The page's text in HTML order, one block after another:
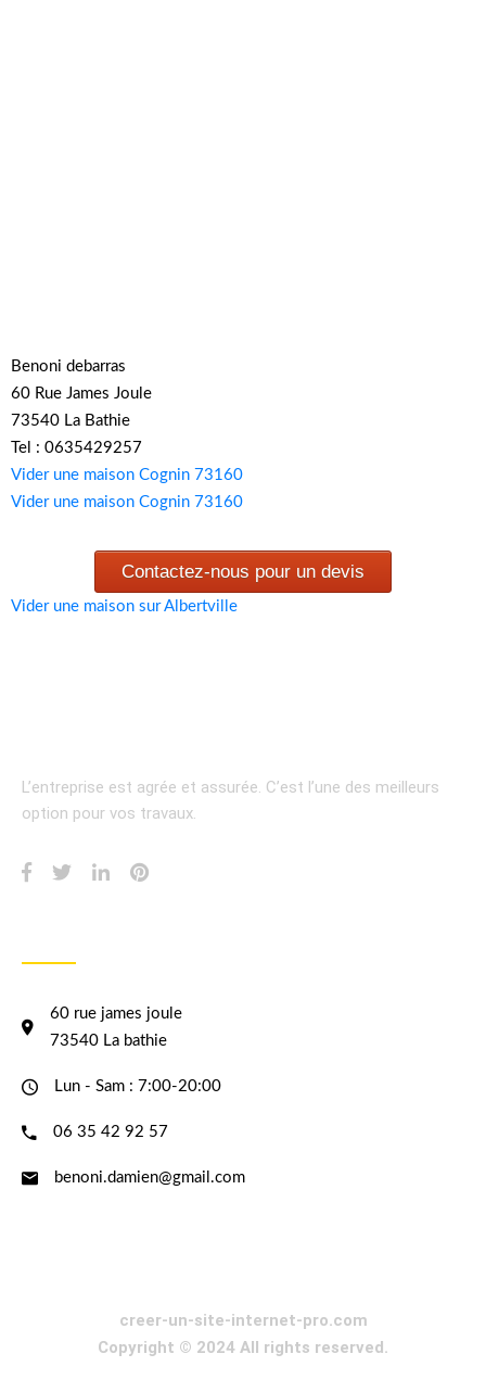
Benoni debarras
60 Rue James Joule
73540 La Bathie
Tel : 0635429257
Vider une maison Cognin 73160
Vider une maison Cognin 73160
Contactez-nous pour un devis
Vider une maison sur Albertville
L’entreprise est agrée et assurée. C’est l’une des meilleurs
option pour vos travaux.
60 rue james joule
73540 La bathie
Lun - Sam : 7:00-20:00
06 35 42 92 57
benoni.damien@gmail.com
creer-un-site-internet-pro.com
Copyright © 2024 All rights reserved.